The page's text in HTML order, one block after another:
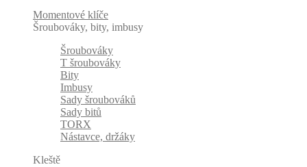
Momentové klíče
Šroubováky, bity, imbusy
Šroubováky
T šroubováky
Bity
Imbusy
Sady šroubováků
Sady bitů
TORX
Nástavce, držáky
Kleště